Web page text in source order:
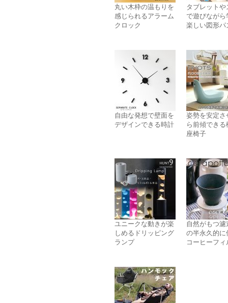
丸い木枠の温もりを
感じられるアラーム
クロック
タブレットや
で遊びながら
楽しい図形パ
自由な発想で壁面を
デザインできる時計
姿勢を安定さ
ら前傾できる
座椅子
ユニークな動きが楽
しめるドリッピング
ランプ
自然がもつ濾
の半永久的に
コーヒーフィ